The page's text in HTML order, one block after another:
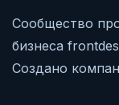
Сообщество
бизнеса
Создано